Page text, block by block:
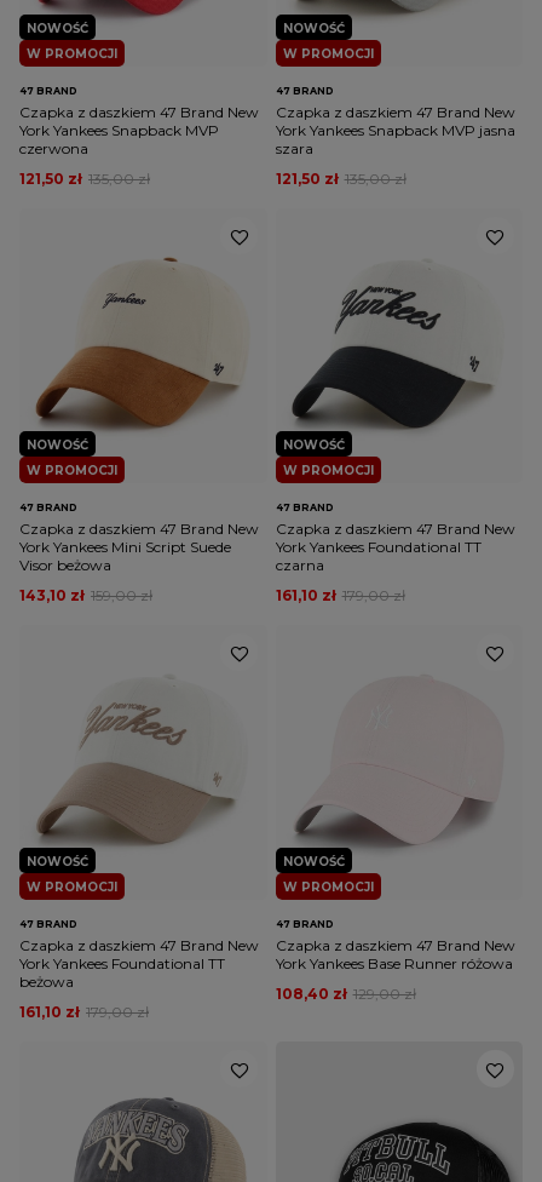
W PROMOCJI
NOWOŚĆ
47 BRAND
Czapka z daszkiem 47 Brand New
York Yankees Snapback MVP
czerwona
135,00 zł
121,50 zł
W PROMOCJI
NOWOŚĆ
47 BRAND
Czapka z daszkiem 47 Brand New
York Yankees Snapback MVP jasna
szara
135,00 zł
121,50 zł
W PROMOCJI
NOWOŚĆ
47 BRAND
Czapka z daszkiem 47 Brand New
York Yankees Mini Script Suede
Visor beżowa
159,00 zł
143,10 zł
W PROMOCJI
NOWOŚĆ
47 BRAND
Czapka z daszkiem 47 Brand New
York Yankees Foundational TT
czarna
179,00 zł
161,10 zł
W PROMOCJI
NOWOŚĆ
47 BRAND
Czapka z daszkiem 47 Brand New
York Yankees Foundational TT
beżowa
179,00 zł
161,10 zł
W PROMOCJI
NOWOŚĆ
47 BRAND
Czapka z daszkiem 47 Brand New
York Yankees Base Runner różowa
129,00 zł
108,40 zł